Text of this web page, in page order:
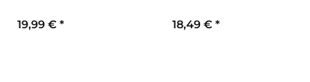
19,99 € * 18,49 € *